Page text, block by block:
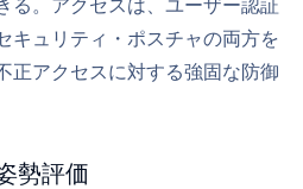
る。アクセスは、ユーザー認証
キュリティ・ポスチャの両方を
正アクセスに対する強固な防御
勢評価